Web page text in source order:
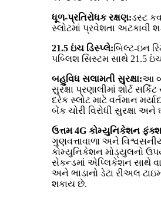
ધૂળ-પ્રતિરોધક રક્ષણ:ડસ્ટ
સ્લોટમાં પ્રવેશતા અટકાવી
21.5 ઇંચ ડિસ્પ્લે:બિલ્ટ-ઇન
પબ્લિશ સિસ્ટમ સાથે 21.5
બહુવિધ સલામતી સુરક્ષા:આ
સુરક્ષા પ્રણાલીમાં શોર્ટ સર્કિટ
દરેક સ્લોટ માટે વર્તમાન
બેંક ચોરી વિરોધી સુરક્ષા
ઉત્તમ 4G કોમ્યુનિકેશન
ગુણવત્તાવાળા અને
કોમ્યુનિકેશન મોડ્યુલનો
સેકન્ડમાં એપ્લિકેશન સાથે
અને ભાડાનો ડેટા રીઅલ
શકાય છે.